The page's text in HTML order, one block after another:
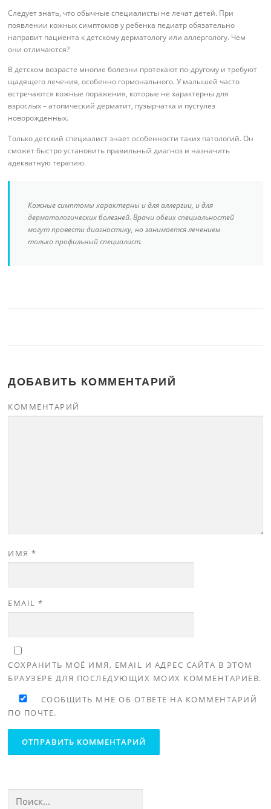
Следует знать, что обычные специалисты не лечат детей. При
появлении кожных симптомов у ребенка педиатр обязательно
направит пациента к детскому дерматологу или аллергологу. Чем
они отличаются?
В детском возрасте многие болезни протекают по-другому и требуют
щадящего лечения, особенно гормонального. У малышей часто
встречаются кожные поражения, которые не характерны для
взрослых – атопический дерматит, пузырчатка и пустулез
новорожденных.
Только детский специалист знает особенности таких патологий. Он
сможет быстро установить правильный диагноз и назначить
адекватную терапию.
Кожные симптомы характерны и для аллергии, и для
дерматологических болезней. Врачи обеих специальностей
могут провести диагностику, но занимается лечением
только профильный специалист.
ДОБАВИТЬ КОММЕНТАРИЙ
КОММЕНТАРИЙ
ИМЯ*
EMAIL*
СОХРАНИТЬ МОЁ ИМЯ, EMAIL И АДРЕС САЙТА В ЭТОМ
БРАУЗЕРЕ ДЛЯ ПОСЛЕДУЮЩИХ МОИХ КОММЕНТАРИЕВ.
СООБЩИТЬ МНЕ ОБ ОТВЕТЕ НА КОММЕНТАРИЙ
ПО ПОЧТЕ.